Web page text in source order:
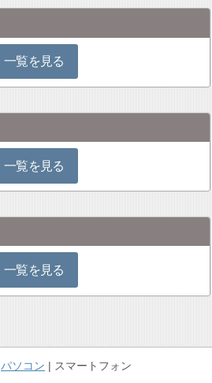
一覧を見る
一覧を見る
一覧を見る
パソコン スマートフォン